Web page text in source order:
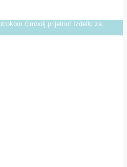
čimbolj prijetno! Izdelki za